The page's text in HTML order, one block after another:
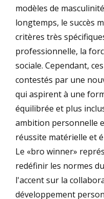
modèles de
longtemps, le succès
critères très
professionnelle, la
sociale. Cependant,
contestés par une
qui aspirent à une
équilibrée et plus
ambition personnelle
réussite matérielle et
Le «bro winner»
redéfinir les normes
l'accent sur la
développement